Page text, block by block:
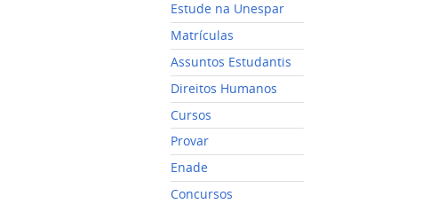
Estude na Unespar
Matrículas
Assuntos Estudantis
Direitos Humanos
Cursos
Provar
Enade
Concursos